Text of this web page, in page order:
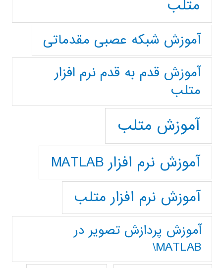
متلب
آموزش شبکه عصبی مقدماتی
آموزش قدم به قدم نرم افزار
متلب
آموزش متلب
آموزش نرم افزار MATLAB
آموزش نرم افزار متلب
آموزش پردازش تصوير در
MATLAB\